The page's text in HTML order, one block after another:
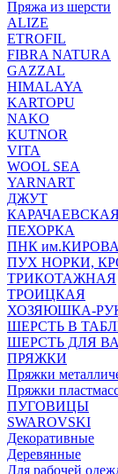
Пряжа из шерсти
ALIZE
ETROFIL
FIBRA NATURA
GAZZAL
HIMALAYA
KARTOPU
NAKO
KUTNOR
VITA
WOOL SEA
YARNART
ДЖУТ
ПЕХОРКА
ПНК им.КИРОВА
ПУХ НОРКИ,
ТРИКОТАЖНАЯ
ТРОИЦКАЯ
ХОЗЯЮШКА-
ШЕРСТЬ В
ШЕРСТЬ ДЛЯ
ПРЯЖКИ
Пряжки
Пряжки
ПУГОВИЦЫ
SWAROVSKI
Декоративные
Деревянные
Для рабочей